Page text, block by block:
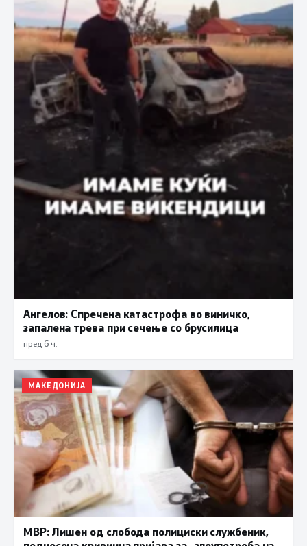
Ангелов: Спречена катастрофа во виничко,
запалена трева при сечење со брусилица
пред 6 ч.
МАКЕДОНИЈА
МВР: Лишен од слобода полициски службеник,